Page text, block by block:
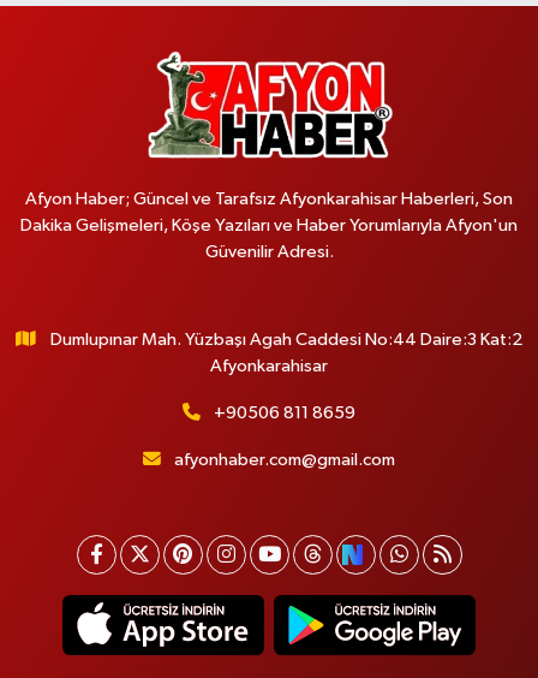
Afyon Haber; Güncel ve Tarafsız Afyonkarahisar Haberleri, Son
Dakika Gelişmeleri, Köşe Yazıları ve Haber Yorumlarıyla Afyon'un
Güvenilir Adresi.
Dumlupınar Mah. Yüzbaşı Agah Caddesi No:44 Daire:3 Kat:2
Afyonkarahisar
+90506 811 8659
afyonhaber.com@gmail.com